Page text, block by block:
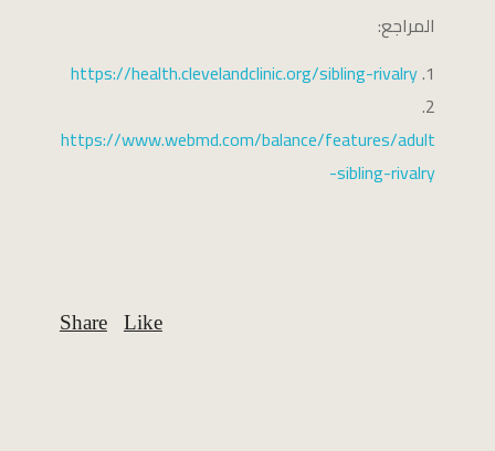
المراجع:
https://health.clevelandclinic.org/sibling-rivalry
https://www.webmd.com/balance/features/adult
-sibling-rivalry